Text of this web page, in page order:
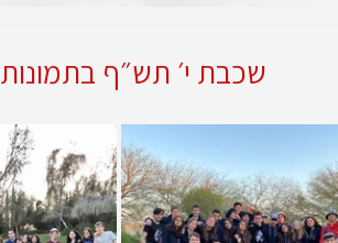
שכבת י׳ תש״ף בתמונות